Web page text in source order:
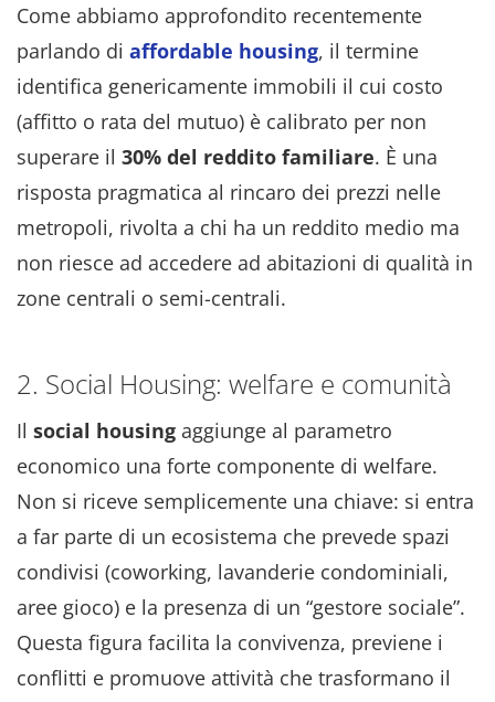
Come abbiamo approfondito recentemente
parlando di affordable housing, il termine
identifica genericamente immobili il cui costo
(affitto o rata del mutuo) è calibrato per non
superare il 30% del reddito familiare. È una
risposta pragmatica al rincaro dei prezzi nelle
metropoli, rivolta a chi ha un reddito medio ma
non riesce ad accedere ad abitazioni di qualità in
zone centrali o semi-centrali.
2. Social Housing: welfare e comunità
Il social housing aggiunge al parametro
economico una forte componente di welfare.
Non si riceve semplicemente una chiave: si entra
a far parte di un ecosistema che prevede spazi
condivisi (coworking, lavanderie condominiali,
aree gioco) e la presenza di un “gestore sociale”.
Questa figura facilita la convivenza, previene i
conflitti e promuove attività che trasformano il